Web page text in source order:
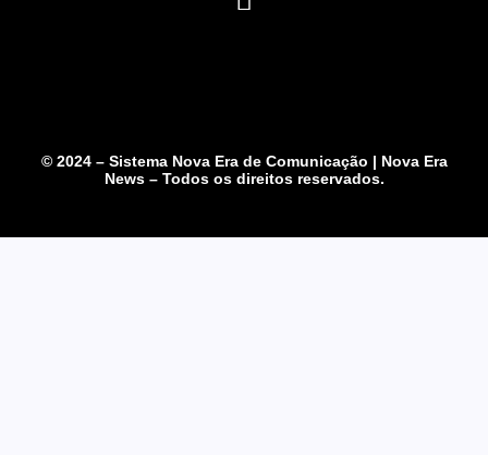
© 2024 – Sistema Nova Era de Comunicação | Nova Era
News – Todos os direitos reservados.